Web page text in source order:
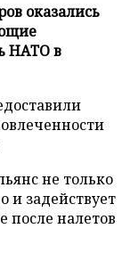
оказались
НАТО в
не только
и задействует
после налетов